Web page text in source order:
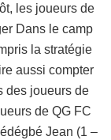
les joueurs de
Dans le camp
la stratégie
aussi compter
des joueurs de
de QG FC
Jean (1 –